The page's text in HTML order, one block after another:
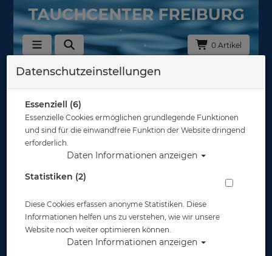
0 Artikel
Zurück
Datenschutzeinstellungen
Essenziell (6)
Essenzielle Cookies ermöglichen grundlegende Funktionen
und sind für die einwandfreie Funktion der Website dringend
erforderlich.
Daten Informationen anzeigen
Statistiken (2)
Diese Cookies erfassen anonyme Statistiken. Diese
Informationen helfen uns zu verstehen, wie wir unsere
Website noch weiter optimieren können.
Daten Informationen anzeigen